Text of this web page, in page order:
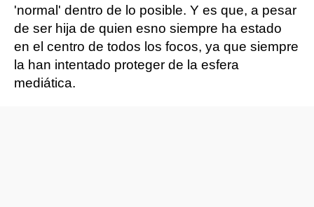
'normal' dentro de lo posible. Y es que, a pesar
de ser hija de quien esno siempre ha estado
en el centro de todos los focos, ya que siempre
la han intentado proteger de la esfera
mediática.